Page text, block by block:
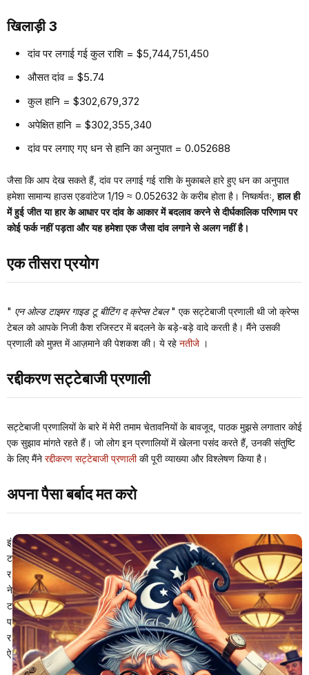
खिलाड़ी 3
दांव पर लगाई गई कुल राशि = $5,744,751,450
औसत दांव = $5.74
कुल हानि = $302,679,372
अपेक्षित हानि = $302,355,340
दांव पर लगाए गए धन से हानि का अनुपात = 0.052688
जैसा कि आप देख सकते हैं, दांव पर लगाई गई राशि के मुकाबले हारे हुए धन का अनुपात
हमेशा सामान्य हाउस एडवांटेज 1/19 ≈ 0.052632 के करीब होता है। निष्कर्षतः,हाल ही
में हुई जीत या हार के आधार पर दांव के आकार में बदलाव करने से दीर्घकालिक परिणाम पर
कोई फर्क नहीं पड़ता और यह हमेशा एक जैसा दांव लगाने से अलग नहीं है।
एक तीसरा प्रयोग
" एन ओल्ड टाइमर गाइड टू बीटिंग द क्रेप्स टेबल" एक सट्टेबाजी प्रणाली थी जो क्रेप्स
टेबल को आपके निजी कैश रजिस्टर में बदलने के बड़े-बड़े वादे करती है। मैंने उसकी
प्रणाली को मुफ़्त में आज़माने की पेशकश की। ये रहे नतीजे ।
रद्दीकरण सट्टेबाजी प्रणाली
सट्टेबाजी प्रणालियों के बारे में मेरी तमाम चेतावनियों के बावजूद, पाठक मुझसे लगातार कोई
एक सुझाव मांगते रहते हैं। जो लोग इन प्रणालियों में खेलना पसंद करते हैं, उनकी संतुष्टि
के लिए मैंने रद्दीकरण सट्टेबाजी प्रणालीकी पूरी व्याख्या और विश्लेषण किया है।
अपना पैसा बर्बाद मत करो
इं
ट
र
ने
ट
प
र
ऐ